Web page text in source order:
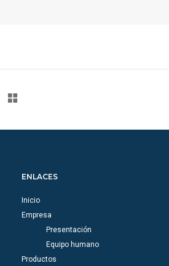
ENLACES
Inicio
Empresa
Presentación
Equipo humano
Productos